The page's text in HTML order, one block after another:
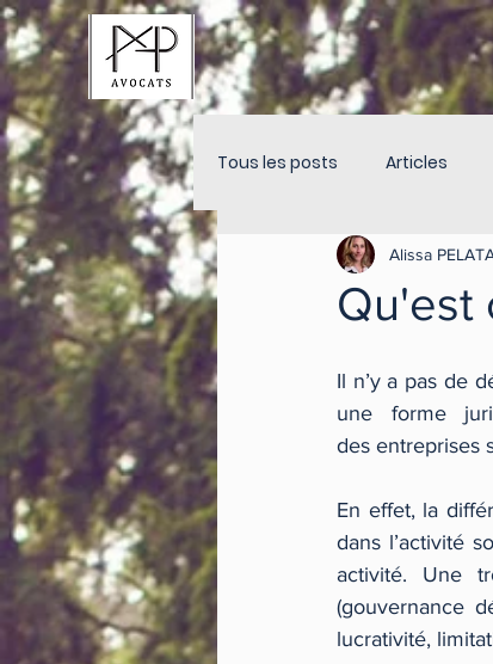
Tous les posts Articles
Qu'est
Alissa
Il n’y a pas de
une forme
des entreprises
En effet, la
dans l’activité
activité. Une
(gouvernance
lucrativité,